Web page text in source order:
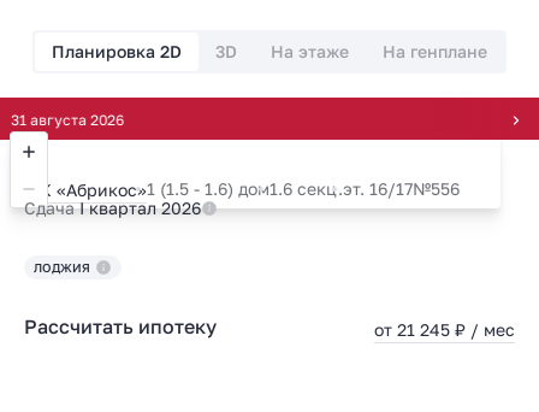
2026
Планировка 2D 3D На этаже На генплане
ЖК «Абрикос»1 (1.5 - 1.6) дом1.6 секц.эт. 16/17№556
СдачаI квартал 2026
ЛОДЖИЯ
Рассчитать ипотеку от 21 245 ₽ / мес